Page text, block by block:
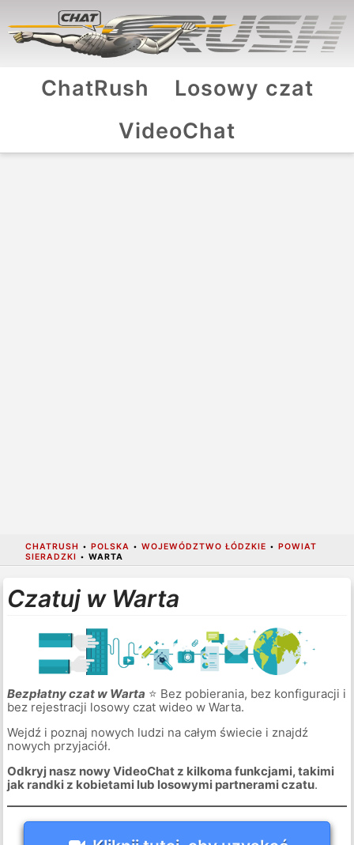
ChatRush
Losowy czat
VideoChat
CHATRUSH • POLSKA • WOJEWÓDZTWO ŁÓDZKIE • POWIAT
SIERADZKI • WARTA
Czatuj w Warta
Bezpłatny czat w Warta ⭐ Bez pobierania, bez konfiguracji i
bez rejestracji losowy czat wideo w Warta.
Wejdź i poznaj nowych ludzi na całym świecie i znajdź
nowych przyjaciół.
Odkryj nasz nowy VideoChat z kilkoma funkcjami, takimi
jak randki z kobietami lub losowymi partnerami czatu.